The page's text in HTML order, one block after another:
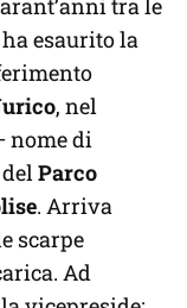
esaurito la
, nel
nome di
Parco
. Arriva
scarpe
Ad